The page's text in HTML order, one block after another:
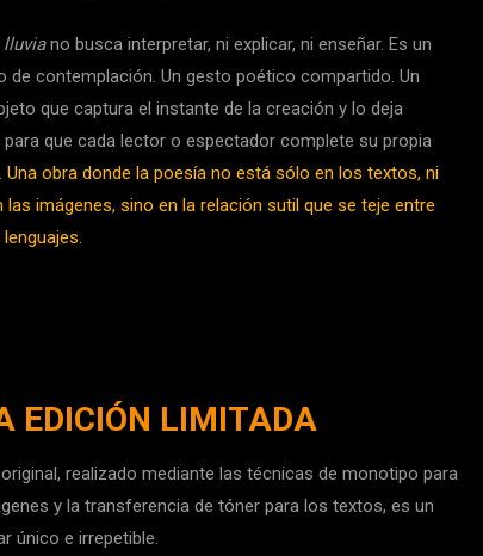
lluviano busca interpretar, ni explicar, ni enseñar. Es un
de contemplación. Un gesto poético compartido. Un
que captura el instante de la creación y lo deja
para que cada lector o espectador complete su propia
Una obra donde la poesía no está sólo en los textos, ni
las imágenes, sino en la relación sutil que se teje entre
EDICIÓN LIMITADA
realizado mediante las técnicas de monotipo para
y la transferencia de tóner para los textos, es un
único e irrepetible.